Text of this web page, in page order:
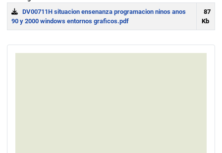
DV00711H situacion ensenanza programacion ninos anos
90 y 2000 windows entornos graficos.pdf
87
Kb